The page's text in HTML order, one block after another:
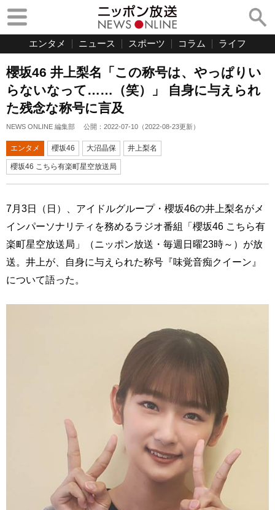
エンタメ ニュース スポーツ コラム ライフ
櫻坂46 井上梨名「この称号は、やっぱりい
らないなって……（笑）」 自身に与えられ
た残念な称号に言及
NEWS ONLINE 編集部 公開： 2022-07-10 （2022-08-23更新）
エンタメ 櫻坂46 大沼晶保 井上梨名
櫻坂46 こちら有楽町星空放送局
7月3日（日）、アイドルグループ・櫻坂46の井上梨名がメ
インパーソナリティを務めるラジオ番組「櫻坂46 こちら有
楽町星空放送局」（ニッポン放送・毎週日曜23時～）が放
送。井上が、自身に与えられた称号『味覚音痴クイーン』
について語った。